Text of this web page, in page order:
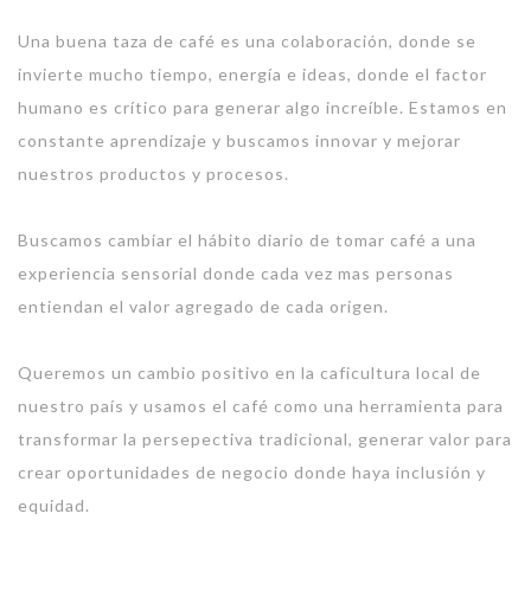
Una buena taza de café es una colaboración, donde se
invierte mucho tiempo, energía e ideas, donde el factor
humano es crítico para generar algo increíble. Estamos en
constante aprendizaje y buscamos innovar y mejorar
nuestros productos y procesos.
Buscamos cambiar el hábito diario de tomar café a una
experiencia sensorial donde cada vez mas personas
entiendan el valor agregado de cada origen.
Queremos un cambio positivo en la caficultura local de
nuestro país y usamos el café como una herramienta para
transformar la persepectiva tradicional, generar valor para
crear oportunidades de negocio donde haya inclusión y
equidad.